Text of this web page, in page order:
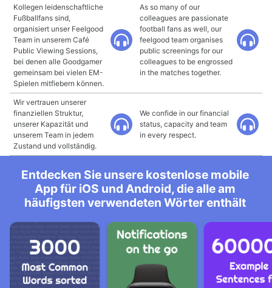
Kollegen leidenschaftliche
Fußballfans sind,
organisiert unser Feelgood
Team in unserem Café
Public Viewing Sessions,
bei denen alle Goodgamer
gemeinsam bei vielen EM-
Spielen mitfiebern können.
As so many of our
colleagues are passionate
football fans as well, our
feelgood team organises
public screenings for our
colleagues to be engrossed
in the matches together.
Wir vertrauen unserer
finanziellen Struktur,
unserer Kapazität und
unserem Team in jedem
Zustand und vollständig.
We confide in our financial
status, capacity and team
in every respect.
Entdecken Sie unsere kostenlose mobile
App für iOS und Android, die alle am
häufigsten verwendeten Wörter enthält